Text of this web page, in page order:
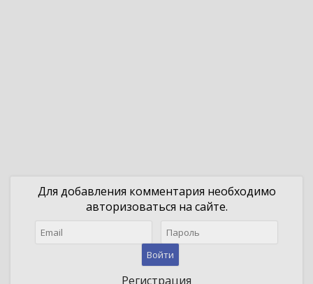
Для добавления комментария необходимо
авторизоваться на сайте.
Войти
Регистрация